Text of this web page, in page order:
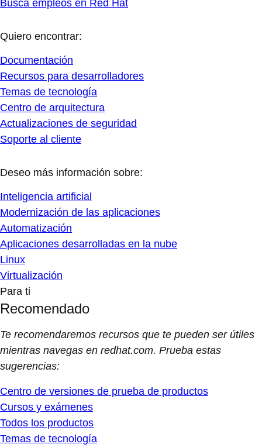
Busca empleos en Red Hat
Quiero encontrar:
Documentación
Recursos para desarrolladores
Temas de tecnología
Centro de arquitectura
Actualizaciones de seguridad
Soporte al cliente
Deseo más información sobre:
Inteligencia artificial
Modernización de las aplicaciones
Automatización
Aplicaciones desarrolladas en la nube
Linux
Virtualización
Para ti
Recomendado
Te recomendaremos recursos que te pueden ser útiles
mientras navegas en redhat.com. Prueba estas
sugerencias:
Centro de versiones de prueba de productos
Cursos y exámenes
Todos los productos
Temas de tecnología